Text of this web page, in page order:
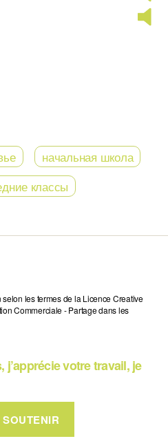
начальная школа
классы
les termes de la Licence Creative
Commerciale - Partage dans les
votre travail, je